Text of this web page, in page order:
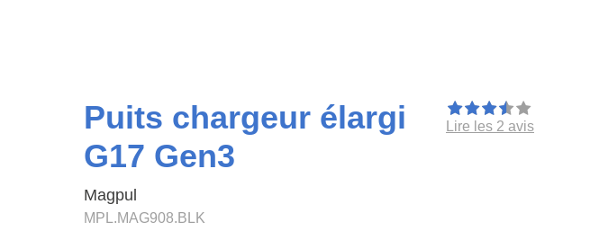
Puits chargeur élargi
G17 Gen3
Magpul
MPL.MAG908.BLK
Lire les 2 avis